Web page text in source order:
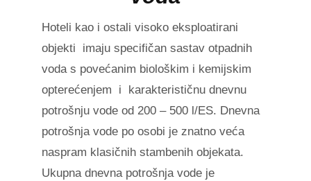
Hoteli kao i ostali visoko eksploatirani
objekti
imaju specifičan sastav otpadnih
voda s povećanim biološkim i kemijskim
opterećenjem
i
karakterističnu dnevnu
potrošnju vode od 200 – 500 l/ES. Dnevna
potrošnja vode po osobi je znatno veća
naspram klasičnih stambenih objekata.
Ukupna dnevna potrošnja vode je